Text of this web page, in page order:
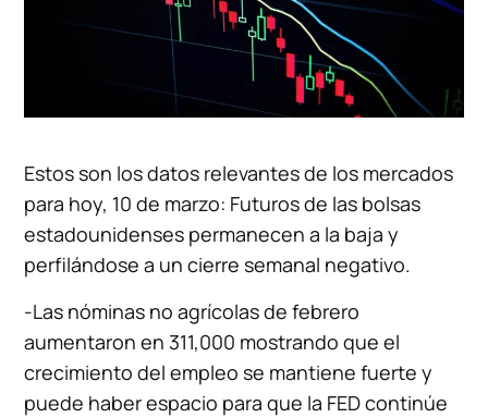
Estos son los datos relevantes de los mercados
para hoy, 10 de marzo: Futuros de las bolsas
estadounidenses permanecen a la baja y
perfilándose a un cierre semanal negativo.
-Las nóminas no agrícolas de febrero
aumentaron en 311,000 mostrando que el
crecimiento del empleo se mantiene fuerte y
puede haber espacio para que la FED continúe